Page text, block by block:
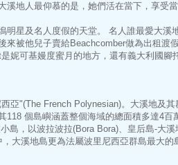
溪地人最仰慕的是，她們活在當下，享受
明星及名人度假的天堂。 名人誰最愛大溪
來被他兒子賣給Beachcomber做為出租渡
妮可基嫚度蜜月的地方，還有義大利國腳
亞"(The French Polynesian)。大溪地及其
118 個島嶼涵蓋整個海域的總面積多達4百
島，以波拉波拉(Bora Bora)、皇后島-大溪
大溪地島更為法屬波里尼西亞群島最大的